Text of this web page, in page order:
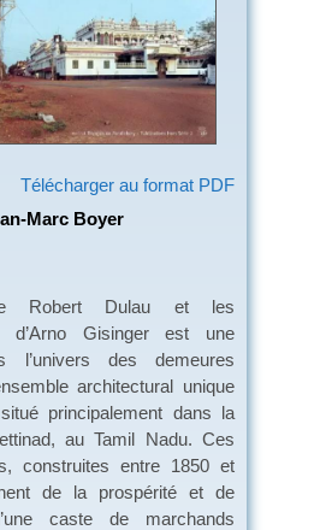
Télécharger au format PDF
Marc Boyer
Robert Dulau et les
d’Arno Gisinger est une
l’univers des demeures
architectural unique
principalement dans la
au Tamil Nadu. Ces
construites entre 1850 et
de la prospérité et de
caste de marchands